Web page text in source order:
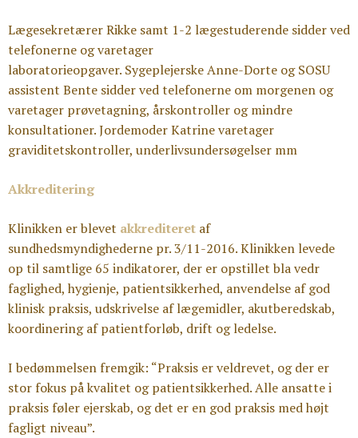
Lægesekretærer Rikke samt 1-2 lægestuderende sidder ved
telefonerne og varetager
laboratorieopgaver. Sygeplejerske Anne-Dorte og SOSU
assistent Bente sidder ved telefonerne om morgenen og
varetager prøvetagning, årskontroller og mindre
konsultationer. Jordemoder Katrine varetager
graviditetskontroller, underlivsundersøgelser mm
Akkreditering
Klinikken er blevet akkrediteret af
sundhedsmyndighederne pr. 3/11-2016. Klinikken levede
op til samtlige 65 indikatorer, der er opstillet bla vedr
faglighed, hygienje, patientsikkerhed, anvendelse af god
klinisk praksis, udskrivelse af lægemidler, akutberedskab,
koordinering af patientforløb, drift og ledelse.
I bedømmelsen fremgik: “Praksis er veldrevet, og der er
stor fokus på kvalitet og patientsikkerhed. Alle ansatte i
praksis føler ejerskab, og det er en god praksis med højt
fagligt niveau”.